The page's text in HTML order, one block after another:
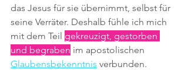
das Jesus für sie übernimmt, selbst für
seine Verräter. Deshalb fühle ich mich
mit dem Teil gekreuzigt, gestorben
und begraben im apostolischen
Glaubensbekenntnis verbunden.